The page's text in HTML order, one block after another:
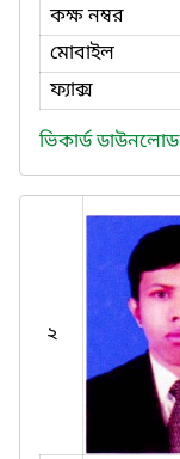
কক্ষ নম্বর
মোবাইল
ফ্যাক্স
ভিকার্ড
২